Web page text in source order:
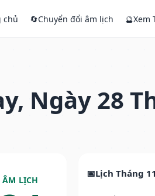
chủ 🔄Chuyển đổi âm lịch 🔮Xem
Ngày 28
ÂM LỊCH
Lịch Tháng